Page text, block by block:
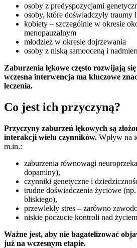
osoby z predyspozycjami
osoby, które doświadczyły traumy
kobiety – szczególnie w okresie
menopauzalnym
młodzież w okresie dojrzewania
osoby z niską samooceną i
Zaburzenia lękowe często rozwijają
wczesna interwencja ma kluczowe
leczenia.
Co jest ich przyczyną?
Przyczyny zaburzeń lękowych są
interakcji wielu czynników. Wpływ na
m.in.:
zaburzenia równowagi
dopaminy),
czynniki genetyczne i
trudne doświadczenia życiowe
bliskiego),
przewlekły stres – zarówno
niskie poczucie kontroli nad
Ważne jest, aby nie bagatelizować
już na wczesnym etapie.